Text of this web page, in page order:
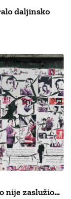
daljinsko
nije zaslužio…